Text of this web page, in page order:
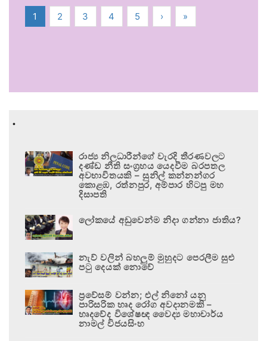
1 2 3 4 5 › »
.
රාජ්‍ය නිලධාරීන්ගේ වැරදි තීරණවලට
දණ්ඩ නීති සංග්‍රහය යෙදවීම බරපතල
අවභාවිතයකි – සුනිල් කන්නන්ගර
කොළඹ, රත්නපුර, අම්පාර හිටපු මහ
දිසාපති
ලෝකයේ අඩුවෙන්ම නිදා ගන්නා ජාතිය?
නැව් වලින් බහලුම් මුහුදට පෙරලීම සුළු
පටු දෙයක් නොවේ
ප්‍රවේසම් වන්න; එල් නිනෝ යනු
පාරිසරික හෘද රෝග අවදානමකි –
හෘදවේද විශේෂඥ වෛද්‍ය මහාචාර්ය
නාමල් විජයසිංහ